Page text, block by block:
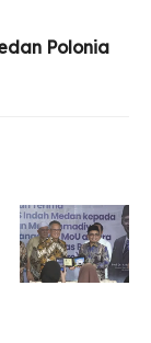
yang sudah
pendaftar.
yang daftar
ada 92 orang,”
Polonia